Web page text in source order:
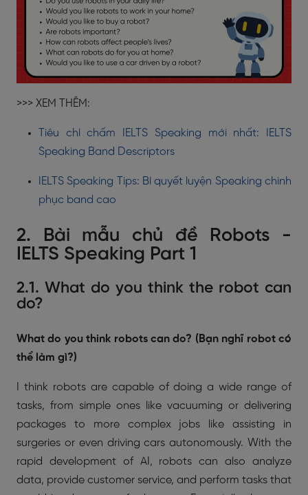
>>> XEM THÊM:
Tiêu chí chấm IELTS Speaking mới nhất: IELTS
Speaking Band Descriptors
IELTS Speaking Tips: Bí quyết luyện Speaking chinh
phục band cao
2. Bài mẫu chủ đề Robots -
IELTS Speaking Part 1
2.1. What do you think the robot can
do?
What do you think robots can do? (Bạn nghĩ robot có
thể làm gì?)
I think robots are capable of doing a wide range of
tasks, from simple ones like vacuuming or delivering
packages to more complex jobs like assisting in
surgeries or even driving cars autonomously. With the
rapid development of AI, robots can also analyze
data, provide customer service, and perform tasks that